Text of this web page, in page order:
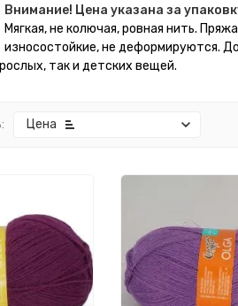
Внимание! Цена указана за
Мягкая, не колючая, ровная нить.
износостойкие, не деформируются.
так и детских вещей.
Цена